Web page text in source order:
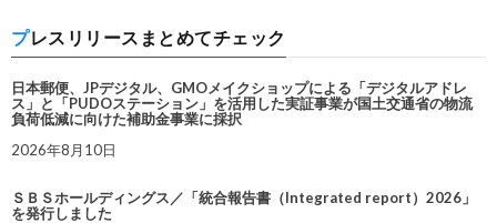
プレスリリースまとめてチェック
日本郵便、JPデジタル、GMOメイクショップによる「デジタルアドレ
ス」と「PUDOステーション」を活用した実証事業が国土交通省の物流
負荷低減に向けた補助金事業に採択
2026年8月10日
ＳＢＳホールディングス／「統合報告書（Integrated report）2026」
を発行しました